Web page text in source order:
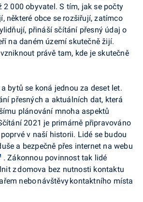
2 000 obyvatel. S tím, jak se počty
některé obce se rozšiřují, zatímco
přináší sčítání přesný údaj o
na daném území skutečně žijí.
právě tam, kde je skutečně
bytů se koná jednou za deset let.
přesných a aktuálních dat, která
plánování mnoha aspektů
2021 je primárně připravováno
v naší historii. Lidé se budou
a bezpečně přes internet na webu
. Zákonnou povinnost tak lidé
z domova bez nutnosti kontaktu
nebo návštěvy kontaktního místa